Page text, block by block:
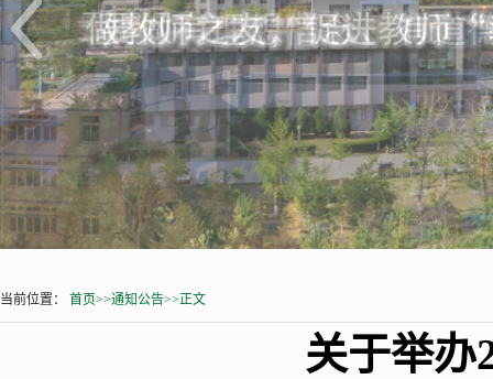
当前位置： 首页>>通知公告>>正文
关于举办